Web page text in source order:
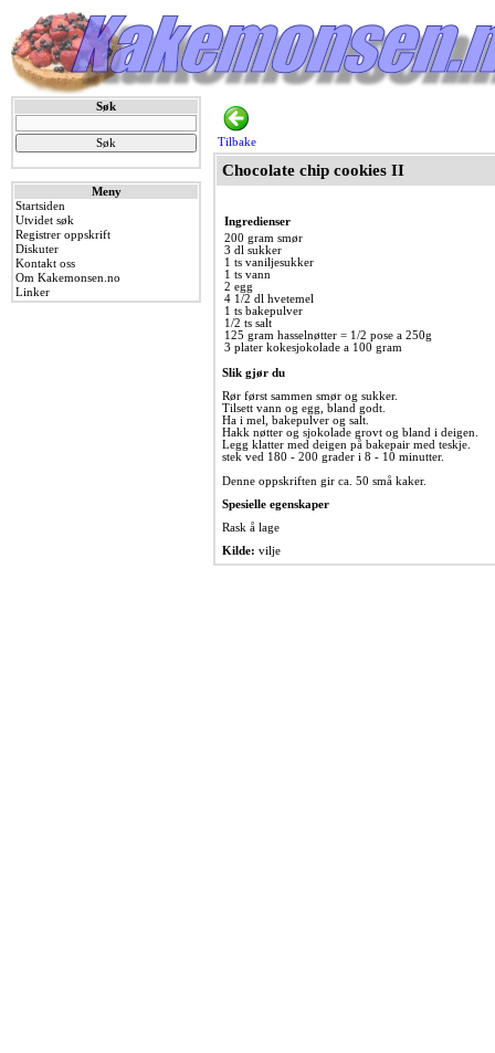
Søk
Meny
Startsiden
Utvidet søk
Registrer oppskrift
Diskuter
Kontakt oss
Om Kakemonsen.no
Linker
Tilbake
Chocolate chip cookies II
Ingredienser
200 gram smør
3 dl sukker
1 ts vaniljesukker
1 ts vann
2 egg
4 1/2 dl hvetemel
1 ts bakepulver
1/2 ts salt
125 gram hasselnøtter = 1/2 pose a 250g
3 plater kokesjokolade a 100 gram
Slik gjør du
Rør først sammen smør og sukker.
Tilsett vann og egg, bland godt.
Ha i mel, bakepulver og salt.
Hakk nøtter og sjokolade grovt og bland i deigen.
Legg klatter med deigen på bakepair med teskje.
stek ved 180 - 200 grader i 8 - 10 minutter.
Denne oppskriften gir ca. 50 små kaker.
Spesielle egenskaper
Rask å lage
Kilde: vilje